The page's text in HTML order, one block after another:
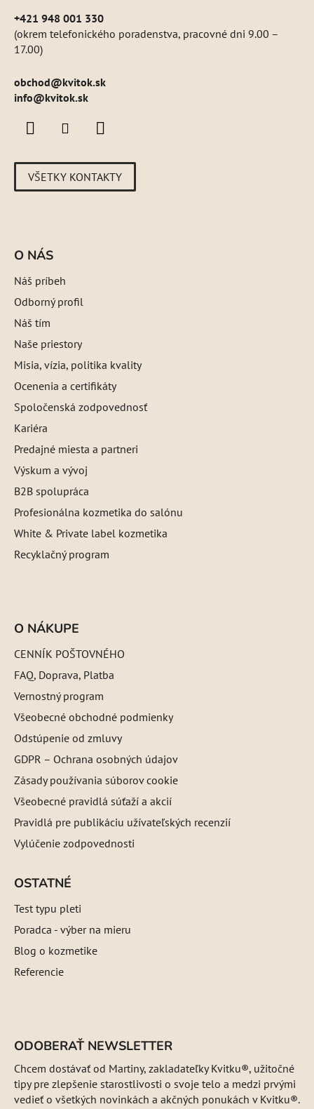
+421 948 001 330
(okrem telefonického poradenstva, pracovné dni 9.00 –
17.00)
obchod@kvitok.sk
info@kvitok.sk
VŠETKY KONTAKTY
O NÁS
Náš príbeh
Odborný profil
Náš tím
Naše priestory
Misia, vízia, politika kvality
Ocenenia a certifikáty
Spoločenská zodpovednosť
Kariéra
Predajné miesta a partneri
Výskum a vývoj
B2B spolupráca
Profesionálna kozmetika do salónu
White & Private label kozmetika
Recyklačný program
O NÁKUPE
CENNÍK POŠTOVNÉHO
FAQ, Doprava, Platba
Vernostný program
Všeobecné obchodné podmienky
Odstúpenie od zmluvy
GDPR – Ochrana osobných údajov
Zásady používania súborov cookie
Všeobecné pravidlá súťaží a akcií
Pravidlá pre publikáciu užívateľských recenzií
Vylúčenie zodpovednosti
OSTATNÉ
Test typu pleti
Poradca - výber na mieru
Blog o kozmetike
Referencie
ODOBERAŤ NEWSLETTER
Chcem dostávať od Martiny, zakladateľky Kvitku®, užitočné
tipy pre zlepšenie starostlivosti o svoje telo a medzi prvými
vedieť o všetkých novinkách a akčných ponukách v Kvitku®.